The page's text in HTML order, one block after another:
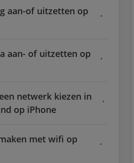
aan-of uitzetten op
aan- of uitzetten op
netwerk kiezen in
op iPhone
met wifi op